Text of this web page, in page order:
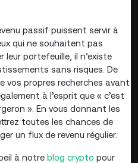
passif puissent servir à
qui ne souhaitent pas
leur portefeuille, il n’existe
sans risques. De
vos propres recherches avant
à l’esprit que « c’est
». En vous donnant les
toutes les chances de
un flux de revenu régulier.
à notre blog crypto pour